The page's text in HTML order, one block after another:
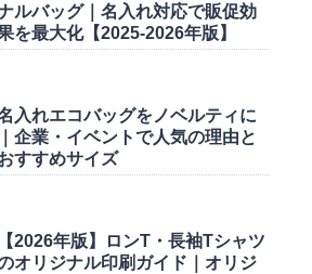
ルバッグ｜名入れ対応で販促効
を最大化【2025-2026年版】
入れエコバッグをノベルティに
｜企業・イベントで人気の理由と
すすめサイズ
【2026年版】ロンT・長袖Tシャツ
オリジナル印刷ガイド｜オリジ